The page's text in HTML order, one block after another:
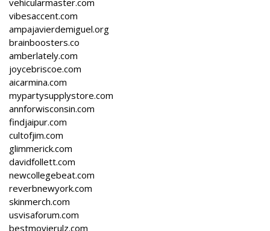
vehicularmaster.com
vibesaccent.com
ampajavierdemiguel.org
brainboosters.co
amberlately.com
joycebriscoe.com
aicarmina.com
mypartysupplystore.com
annforwisconsin.com
findjaipur.com
cultofjim.com
glimmerick.com
davidfollett.com
newcollegebeat.com
reverbnewyork.com
skinmerch.com
usvisaforum.com
bestmovierulz.com